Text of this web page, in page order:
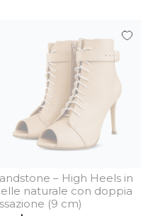
– High Heels in
naturale con doppia
(9 cm)